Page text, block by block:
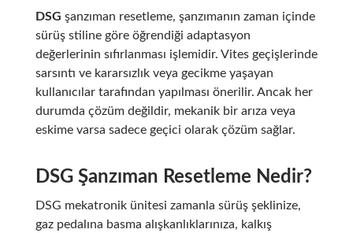
DSG şanzıman resetleme, şanzımanın zaman içinde
sürüş stiline göre öğrendiği adaptasyon
değerlerinin sıfırlanması işlemidir. Vites geçişlerinde
sarsıntı ve kararsızlık veya gecikme yaşayan
kullanıcılar tarafından yapılması önerilir. Ancak her
durumda çözüm değildir, mekanik bir arıza veya
eskime varsa sadece geçici olarak çözüm sağlar.
DSG Şanzıman Resetleme Nedir?
DSG mekatronik ünitesi zamanla sürüş şeklinize,
gaz pedalına basma alışkanlıklarınıza, kalkış